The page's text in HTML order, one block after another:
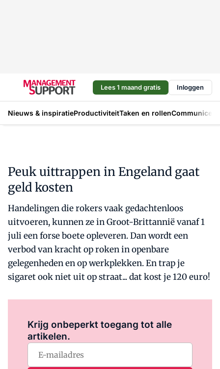
Lees 1 maand gratis Inloggen
Nieuws & inspiratieProductiviteitTaken en rollen
Peuk uittrappen in Engeland gaat
geld kosten
Handelingen die rokers vaak gedachtenloos
uitvoeren, kunnen ze in Groot-Brittannië vanaf 1
juli een forse boete opleveren. Dan wordt een
verbod van kracht op roken in openbare
gelegenheden en op werkplekken. En trap je
sigaret ook niet uit op straat... dat kost je 120 euro!
Krijg onbeperkt toegang tot alle
artikelen.